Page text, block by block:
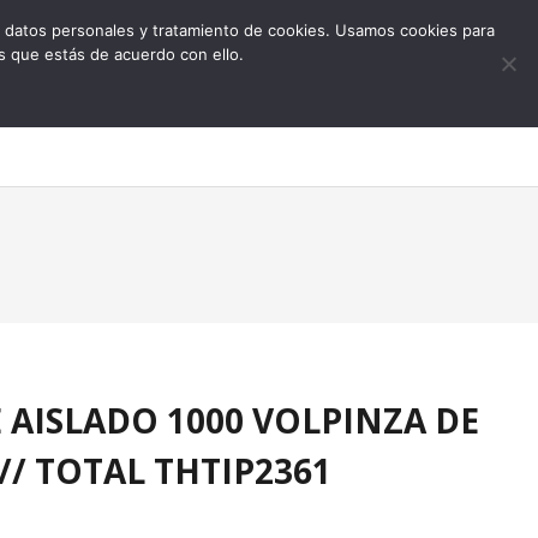
0
1000 VOLPINZA DE
TOTAL THTIP2361
personales y tratamiento de cookies. Usamos cookies para
que estás de acuerdo con ello.